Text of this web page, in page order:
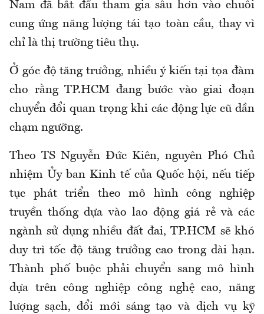
Nam đã bắt đầu tham gia sâu hơn vào chuỗi
cung ứng năng lượng tái tạo toàn cầu, thay vì
chỉ là thị trường tiêu thụ.
Ở góc độ tăng trưởng, nhiều ý kiến tại tọa đàm
cho rằng TP.HCM đang bước vào giai đoạn
chuyển đổi quan trọng khi các động lực cũ dần
chạm ngưỡng.
Theo TS Nguyễn Đức Kiên, nguyên Phó Chủ
nhiệm Ủy ban Kinh tế của Quốc hội, nếu tiếp
tục phát triển theo mô hình công nghiệp
truyền thống dựa vào lao động giá rẻ và các
ngành sử dụng nhiều đất đai, TP.HCM sẽ khó
duy trì tốc độ tăng trưởng cao trong dài hạn.
Thành phố buộc phải chuyển sang mô hình
dựa trên công nghiệp công nghệ cao, năng
lượng sạch, đổi mới sáng tạo và dịch vụ kỹ